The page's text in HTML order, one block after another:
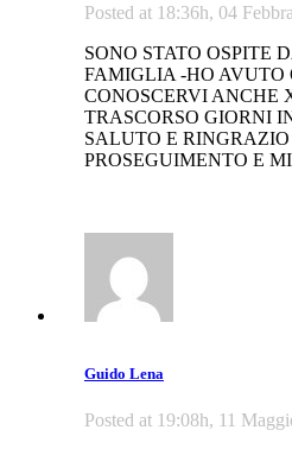
Posted at 18:36h, 04
SONO STATO OSPITE
FAMIGLIA -HO AVUTO
CONOSCERVI ANCHE
TRASCORSO GIORNI
SALUTO E
PROSEGUIMENTO E
Guido Lena
Posted at 19:08h, 11